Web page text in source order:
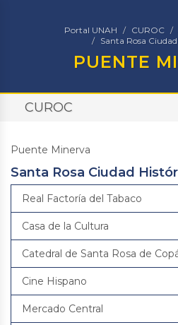
Portal UNAH CUROC
Santa Rosa
PUENTE
CUROC
Puente Minerva
Santa Rosa Ciudad
Real Factoría del Tabaco
Casa de la Cultura
Catedral de Santa Rosa de
Cine Hispano
Mercado Central